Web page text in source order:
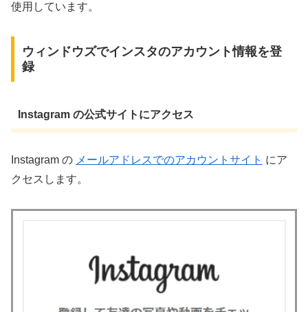
使用しています。
ウィンドウズでインスタのアカウント情報を登
録
Instagram の公式サイトにアクセス
Instagram の メールアドレスでのアカウントサイト にア
クセスします。